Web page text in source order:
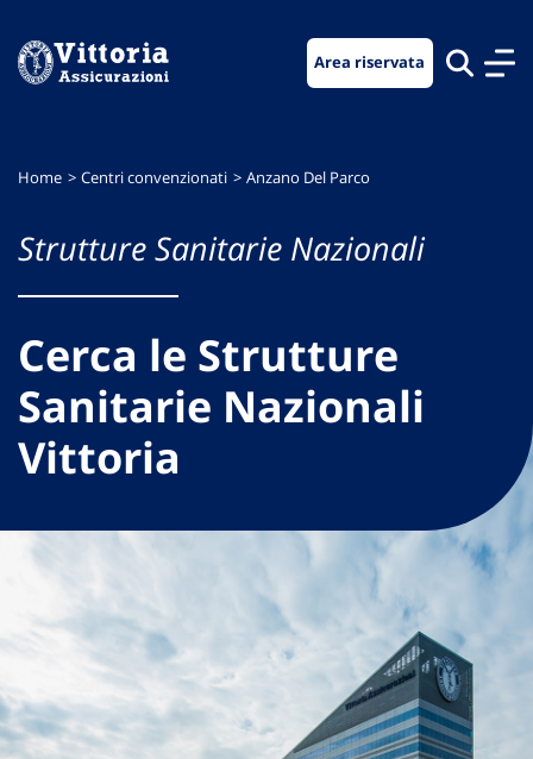
menu
contenuto
footer
Area riservata
Home Centri convenzionati Anzano Del Parco
Strutture Sanitarie Nazionali
Cerca le Strutture
Sanitarie Nazionali
Vittoria